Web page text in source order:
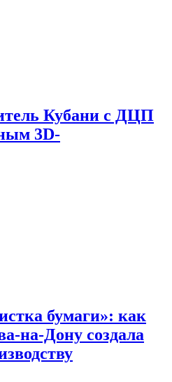
Кубани с ДЦП
3D-
бумаги»: как
на-Дону создала